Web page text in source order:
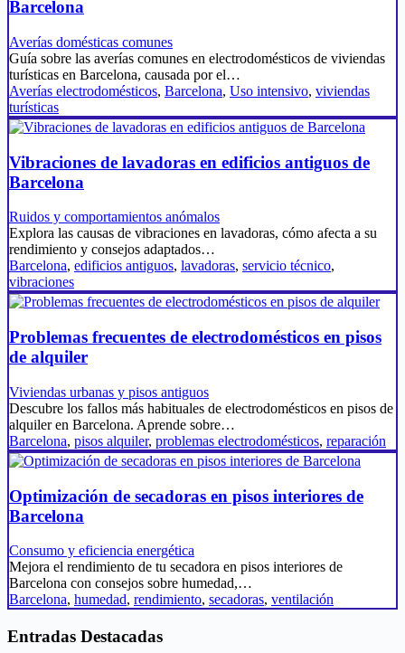
Barcelona
Averías domésticas comunes
Guía sobre las averías comunes en electrodomésticos de viviendas
turísticas en Barcelona, causada por el…
Averías electrodomésticos, Barcelona, Uso intensivo, viviendas
turísticas
Vibraciones de lavadoras en edificios antiguos de
Barcelona
Ruidos y comportamientos anómalos
Explora las causas de vibraciones en lavadoras, cómo afecta a su
rendimiento y consejos adaptados…
Barcelona, edificios antiguos, lavadoras, servicio técnico,
vibraciones
Problemas frecuentes de electrodomésticos en pisos
de alquiler
Viviendas urbanas y pisos antiguos
Descubre los fallos más habituales de electrodomésticos en pisos de
alquiler en Barcelona. Aprende sobre…
Barcelona, pisos alquiler, problemas electrodomésticos, reparación
Optimización de secadoras en pisos interiores de
Barcelona
Consumo y eficiencia energética
Mejora el rendimiento de tu secadora en pisos interiores de
Barcelona con consejos sobre humedad,…
Barcelona, humedad, rendimiento, secadoras, ventilación
Entradas Destacadas